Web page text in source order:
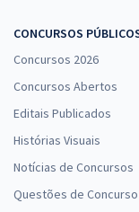
MPU - Ministério
CONCURSOS
Concursos 2026
Concursos Abertos
Editais Publicados
Histórias Visuais
Notícias de Concursos
Questões de Concurso